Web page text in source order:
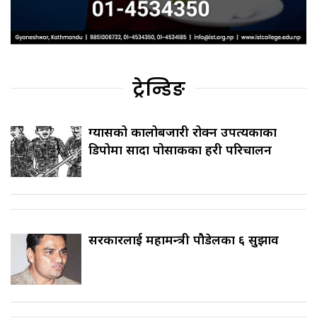
ट्रेन्डिङ
ग्यासको कालोबजारी रोक्न उपत्यकाका
डिपोमा सादा पोसाकका प्रहरी परिचालन
सरकारलाई महामन्त्री पौडेलका ६ सुझाव